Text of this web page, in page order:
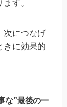
す。
次につなげ
きに効果的
な”最後の一